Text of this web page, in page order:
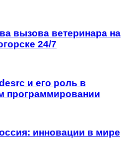
вызова ветеринара на
24/7
и его роль в
программировании
инновации в мире